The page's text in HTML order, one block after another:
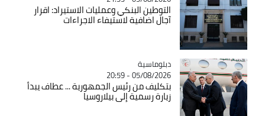
التوطين البنكي وعمليات الاستيراد: اقرار
آجال اضافية لاستيفاء الاجراءات
Catégorie
دبلوماسية
05/08/2026 - 20:59
بتكليف من رئيس الجمهورية ... عطاف يبدأ
زيارة رسمية إلى بيلاروسيا